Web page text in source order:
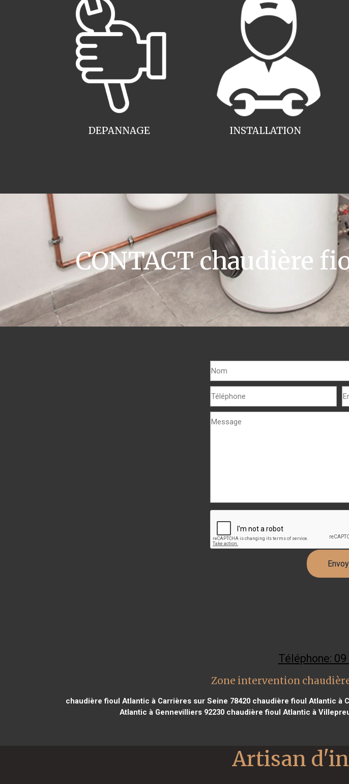
INSTALLATION
DEPANNAGE
CONTACT chaudière
Téléphone:
Zone intervention
chaudière fioul Atlantic à Carrières sur Seine 78420chaudière fioul Atlantic à
Atlantic à Gennevilliers 92230 chaudière fioul Atlantic à
Artisan